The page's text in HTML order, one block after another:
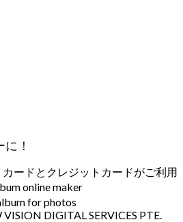
！
ードとクレジットカードがご利用
DIGITAL SERVICES PTE.